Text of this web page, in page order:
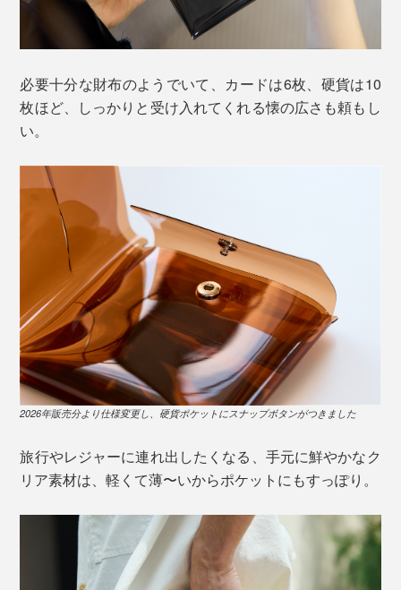
必要十分な財布のようでいて、カードは6枚、硬貨は10
枚ほど、しっかりと受け入れてくれる懐の広さも頼もし
い。
2026年販売分より仕様変更し、硬貨ポケットにスナップボタンがつきました
旅行やレジャーに連れ出したくなる、手元に鮮やかなク
リア素材は、軽くて薄〜いからポケットにもすっぽり。